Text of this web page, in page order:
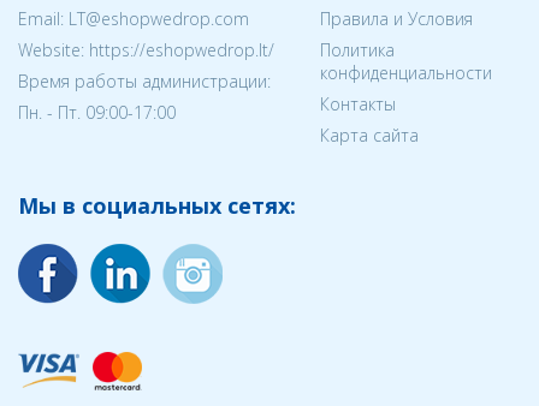
Email: LT@eshopwedrop.com
Website: https://eshopwedrop.lt/
Время работы администрации:
Пн. - Пт. 09:00-17:00
Правила и Условия
Политика
конфиденциальности
Контакты
Карта сайта
Мы в социальных сетях: